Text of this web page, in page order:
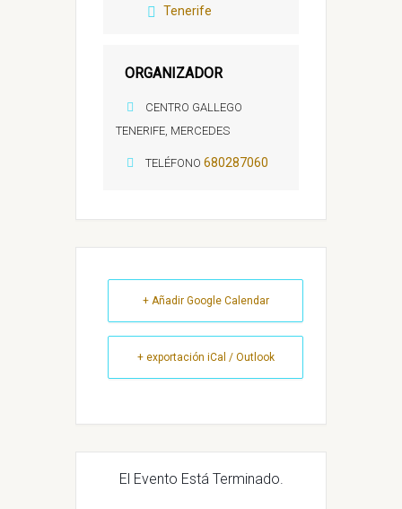
Tenerife
ORGANIZADOR
CENTRO GALLEGO
TENERIFE, MERCEDES
TELÉFONO 680287060
+ Añadir Google Calendar
+ exportación iCal / Outlook
El Evento Está Terminado.